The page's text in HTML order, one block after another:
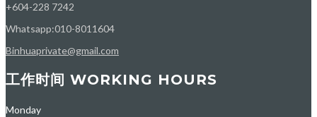
+604-228 7242
Whatsapp:010-8011604
Binhuaprivate@gmail.com
工作时间 WORKING HOURS
Monday